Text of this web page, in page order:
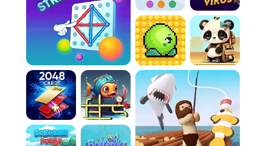
votre absence.
Comment Jouer
Game Rules:
Optimisez les semis. Ne plantez pas au
hasard ! Analysez le ratio coût/bénéfice de
chaque culture avant d'investir. Surveillez
attentivement la barre de progression pour ne
pas perdre de temps.
Règle 2:Maîtrisez la récolte. Soyez réactif dès
que les cultures sont mûres. Chaque seconde
de retard est un manque à gagner. Récoltez